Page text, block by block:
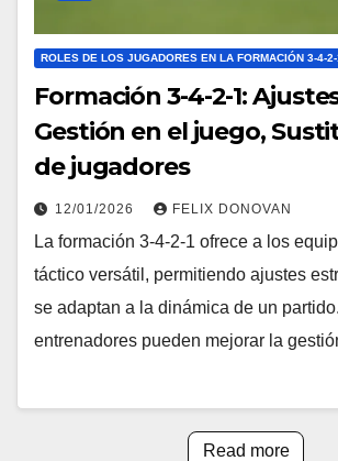
ROLES DE LOS JUGADORES EN LA FORMACIÓN 3-4-2-
Formación 3-4-2-1:
Gestión en el juego,
de jugadores
12/01/2026 FELIX DONOVAN
La formación 3-4-2-1 ofrece a los
táctico versátil, permitiendo ajustes
se adaptan a la dinámica de un
entrenadores pueden mejorar la
Read more